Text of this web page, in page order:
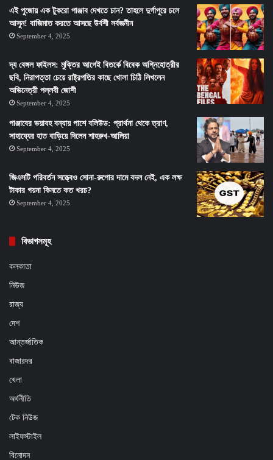
এই পুজোয় এক টুকরো পাঞ্জাব দেখতে চান? তাহলে দুর্গাপুরে চলে
আসুন! বাজিমাত করতে আসছে উর্বশী সর্বজনীন
September 4, 2025
দ্য বেঙ্গল ফাইলস: মুক্তির আগেই বিতর্কে বিবেক অগ্নিহোত্রীর
ছবি, নিরাপত্তা চেয়ে রাষ্ট্রপতির কাছে খোলা চিঠি লিখলেন
অভিনেত্রী পল্লবী জোশী
September 4, 2025
পাঞ্জাবের ভয়াবহ বন্যায় পাশে বলিউড: প্রার্থনা থেকে ত্রাণ,
সাহায্যের হাত বাড়িয়ে দিলেন শাহরুখ-আলিয়া
September 4, 2025
জিএসটি পরিবর্তন সত্ত্বেও সোনা-রুপোর দামে বদল নেই, এক লক্ষ
টাকার গয়না কিনতে কত খরচ?
September 4, 2025
বিভাগসমূহ
কলকাতা
নিউজ
রাজ্য
দেশ
আন্তর্জাতিক
বাজারদর
খেলা
অর্থনীতি
টেক নিউজ
লাইফস্টাইল
বিনোদন